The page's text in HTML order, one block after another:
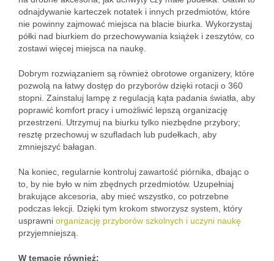
odnajdywanie karteczek notatek i innych przedmiotów, które
nie powinny zajmować miejsca na blacie biurka. Wykorzystaj
półki nad biurkiem do przechowywania książek i zeszytów, co
zostawi więcej miejsca na naukę.
Dobrym rozwiązaniem są również obrotowe organizery, które
pozwolą na łatwy dostęp do przyborów dzięki rotacji o 360
stopni. Zainstaluj lampę z regulacją kąta padania światła, aby
poprawić komfort pracy i umożliwić lepszą organizację
przestrzeni. Utrzymuj na biurku tylko niezbędne przybory;
resztę przechowuj w szufladach lub pudełkach, aby
zmniejszyć bałagan.
Na koniec, regularnie kontroluj zawartość piórnika, dbając o
to, by nie było w nim zbędnych przedmiotów. Uzupełniaj
brakujące akcesoria, aby mieć wszystko, co potrzebne
podczas lekcji. Dzięki tym krokom stworzysz system, który
usprawni organizację przyborów szkolnych i uczyni naukę
przyjemniejszą.
W temacie również: